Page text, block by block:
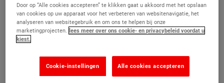
(13)
Permanente reparaties aan
verticale oppervlakken,
Door op “Alle cookies accepteren” te klikken gaat u akkoord met het opslaan
van cookies op uw apparaat voor het verbeteren van websitenavigatie, het
analyseren van websitegebruik en om ons te helpen bij onze
marketingprojecten. lees meer over ons cookie- en privacybeleid voordat u
kiest.
Alle cookies accepteren
Cookie-instellingen